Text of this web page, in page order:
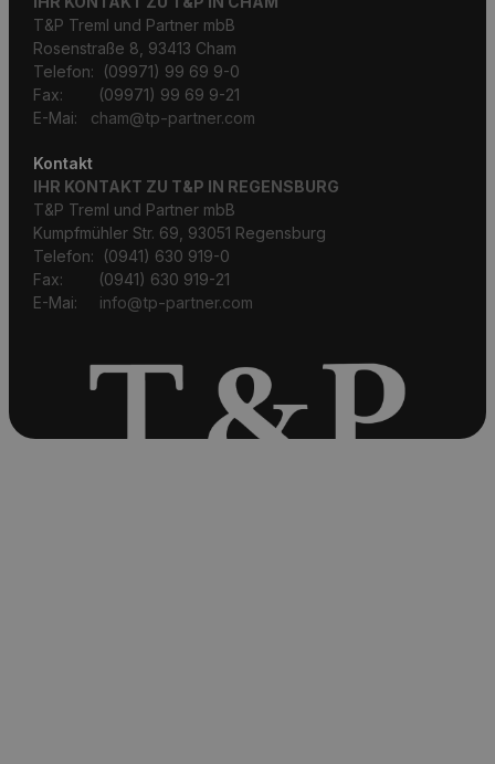
T&P Treml und Partner mbB
Rosenstraße 8, 93413 Cham
Telefon: (09971) 99 69 9-0
Fax: (09971) 99 69 9-21
E-Mai: cham@tp-partner.com
Kontakt
IHR KONTAKT ZU T&P IN REGENSBURG
T&P Treml und Partner mbB
Kumpfmühler Str. 69, 93051 Regensburg
Telefon: (0941) 630 919-0
Fax: (0941) 630 919-21
E-Mai: info@tp-partner.com